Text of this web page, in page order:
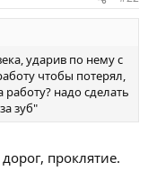
ударив по нему с
чтобы потерял,
надо сделать
зуб"
проклятие.